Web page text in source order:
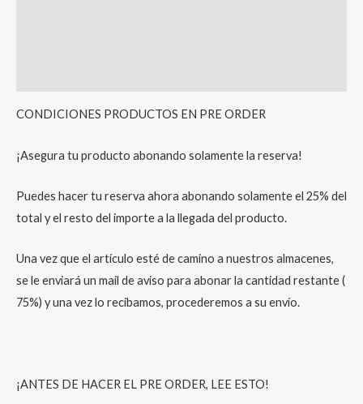
CONDICIONES PRODUCTOS EN PRE ORDER
¡Asegura tu producto abonando solamente la reserva!
Puedes hacer tu reserva ahora abonando solamente el 25% del
total y el resto del importe a la llegada del producto.
Una vez que el artículo esté de camino a nuestros almacenes,
se le enviará un mail de aviso para abonar la cantidad restante (
75%) y una vez lo recibamos, procederemos a su envío.
¡ANTES DE HACER EL PRE ORDER, LEE ESTO!